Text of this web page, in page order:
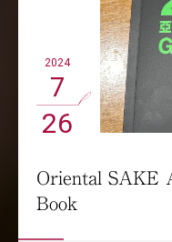
2024
7
26
Oriental SAKE
Book